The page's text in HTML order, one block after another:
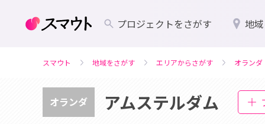
プロジェクトをさがす 地
スマウト 地域をさがす エリアからさがす オランダ
オランダ アムステルダム